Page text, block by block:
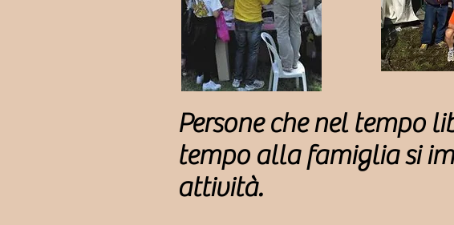
Persone che nel tempo
tempo alla famiglia si
attività.